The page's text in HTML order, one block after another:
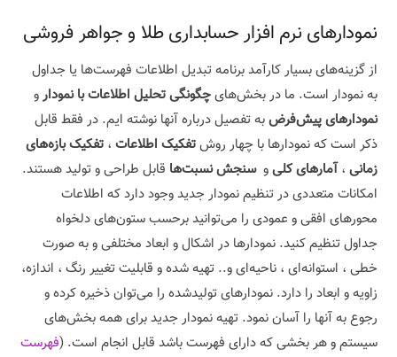
نمودارهای نرم افزار حسابداری طلا و جواهر فروشی
از گزینه‌های بسیار کارآمد برنامه تبدیل اطلاعات فهرست‌ها یا جداول
به نمودار است. ما در بخش‌هایچگونگی تحلیل اطلاعات با نمودارو
نمودارهای پیش‌فرضبه تفصیل درباره آنها نوشته ایم. در فقط قابل
ذکر است که نمودارها با چهار روشتفکیک اطلاعات ،تفکیک بازه‌های
زمانی ،آمارهای کلیوسنجش نسبت‌ها قابل طراحی و تولید هستند.
امکانات متعددی در تنظیم نمودار جدید وجود دارد که اطلاعات
محورهای افقی و عمودی را می‌توانید برحسب ستون‌های دلخواه
جداول تنظیم کنید. نمودارها در اشکال و ابعاد مختلفی و به صورت
خطی ، استوانه‌ای ، ناحیه‌ای و.. تهیه شده و قابلیت تغییر رنگ ، اندازه،
زاویه و ابعاد را دارد. نمودارهای تولیدشده را می‌توان ذخیره کرده و
رجوع به آنها را آسان نمود. تهیه نمودار جدید برای همه بخش‌های
سیستم و هر بخشی که دارای فهرست باشد قابل انجام است. (فهرست